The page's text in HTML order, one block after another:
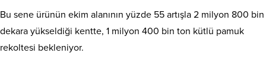
Bu sene ürünün ekim alanının yüzde 55 artışla 2 milyon 800 bin
dekara yükseldiği kentte, 1 milyon 400 bin ton kütlü pamuk
rekoltesi bekleniyor.